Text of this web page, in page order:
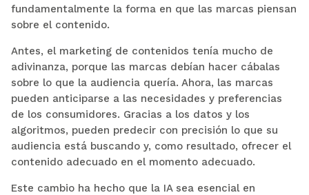
fundamentalmente la forma en que las marcas piensan
sobre el contenido.
Antes, el marketing de contenidos tenía mucho de
adivinanza, porque las marcas debían hacer cábalas
sobre lo que la audiencia quería. Ahora, las marcas
pueden anticiparse a las necesidades y preferencias
de los consumidores. Gracias a los datos y los
algoritmos, pueden predecir con precisión lo que su
audiencia está buscando y, como resultado, ofrecer el
contenido adecuado en el momento adecuado.
Este cambio ha hecho que la IA sea esencial en